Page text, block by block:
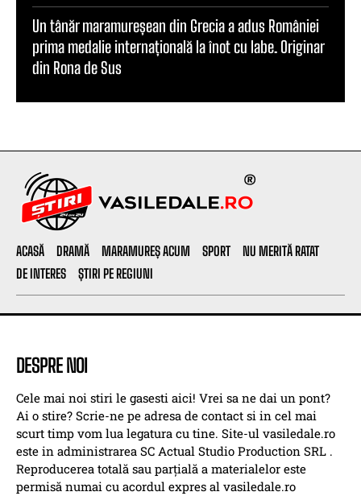
Un tânăr maramureșean din Grecia a adus României
prima medalie internațională la înot cu labe. Originar
din Rona de Sus
ACASĂ DRAMĂ MARAMUREȘ ACUM SPORT
NU MERITĂ RATAT
DE INTERES
ȘTIRI PE REGIUNI
DESPRE NOI
Cele mai noi stiri le gasesti aici! Vrei sa ne dai un pont?
Ai o stire? Scrie-ne pe adresa de contact si in cel mai
scurt timp vom lua legatura cu tine. Site-ul vasiledale.ro
este in administrarea SC Actual Studio Production SRL .
Reproducerea totală sau parțială a materialelor este
permisă numai cu acordul expres al vasiledale.ro